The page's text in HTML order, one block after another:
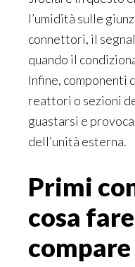
l’umidità sulle
connettori, il
quando il
Infine, componenti
reattori o sezioni
guastarsi e
dell’unità esterna.
Primi
cosa
compare